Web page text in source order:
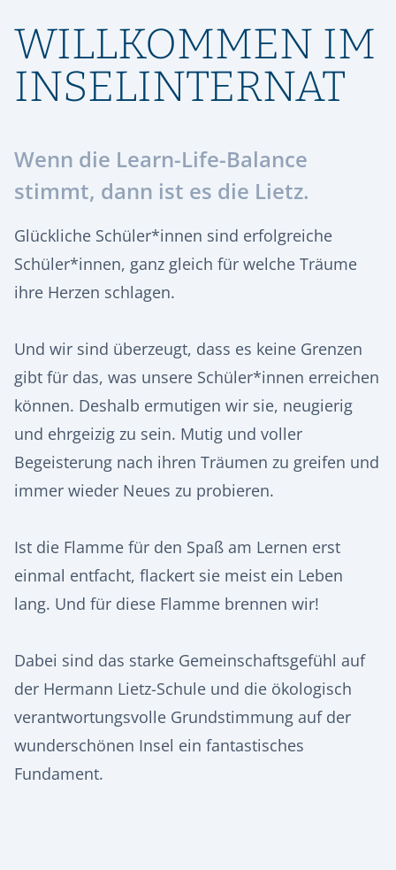
AUFNAHME & KONTAKT
VIER GESPRÄCHE. VIER LEBENSWEGE.
Vier junge Menschen erzählen, was von ihrer Zeit an der Hermann
ALUMNI
FÖRDERVEREIN
PODCAST | LIETZ SPIEKEROOG
LIETZ IM TV
GESCHICHTE
KOOPERATIONEN
KONTAKT & ANREISE
STIPENDIENFONDS HERMANN LIETZ-SCHULE
SPIEKEROOG
WILLKOMMEN IM
INSELINTERNAT
Wenn die Learn-Life-Balance
stimmt, dann ist es die Lietz.
Glückliche Schüler*innen sind erfolgreiche
Schüler*innen, ganz gleich für welche Träume
ihre Herzen schlagen.
Und wir sind überzeugt, dass es keine Grenzen
gibt für das, was unsere Schüler*innen erreichen
können. Deshalb ermutigen wir sie, neugierig
und ehrgeizig zu sein. Mutig und voller
Begeisterung nach ihren Träumen zu greifen und
immer wieder Neues zu probieren.
Ist die Flamme für den Spaß am Lernen erst
einmal entfacht, flackert sie meist ein Leben
lang. Und für diese Flamme brennen wir!
Dabei sind das starke Gemeinschaftsgefühl auf
der Hermann Lietz-Schule und die ökologisch
verantwortungsvolle Grundstimmung auf der
wunderschönen Insel ein fantastisches
Fundament.